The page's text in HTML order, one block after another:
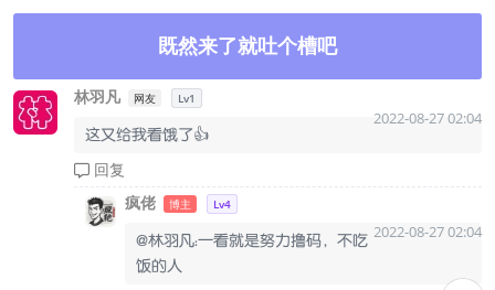
既然来了就吐个槽吧
林羽凡 网友 Lv1
2022-08-27 02:04
这又给我看饿了👍
回复
疯佬
博主 Lv4
2022-08-27 02:04
@林羽凡：一看就是努力撸码，不吃
饭的人